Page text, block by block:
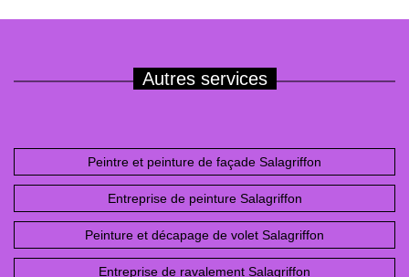
Autres services
Peintre et peinture de façade Salagriffon
Entreprise de peinture Salagriffon
Peinture et décapage de volet Salagriffon
Entreprise de ravalement Salagriffon